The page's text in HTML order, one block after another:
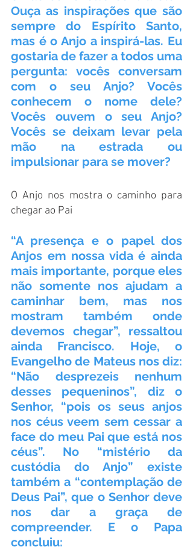
Ouça as inspirações que são
sempre do Espírito Santo,
mas é o Anjo a inspirá-las. Eu
gostaria de fazer a todos uma
pergunta: vocês conversam
com o seu Anjo? Vocês
conhecem o nome dele?
Vocês ouvem o seu Anjo?
Vocês se deixam levar pela
mão na estrada ou
impulsionar para se mover?
O Anjo nos mostra o caminho para
chegar ao Pai
“A presença e o papel dos
Anjos em nossa vida é ainda
mais importante, porque eles
não somente nos ajudam a
caminhar bem, mas nos
mostram também onde
devemos chegar”, ressaltou
ainda Francisco. Hoje, o
Evangelho de Mateus nos diz:
“Não desprezeis nenhum
desses pequeninos”, diz o
Senhor, “pois os seus anjos
nos céus veem sem cessar a
face do meu Pai que está nos
céus”. No “mistério da
custódia do Anjo” existe
também a “contemplação de
Deus Pai”, que o Senhor deve
nos dar a graça de
compreender. E o Papa
concluiu: